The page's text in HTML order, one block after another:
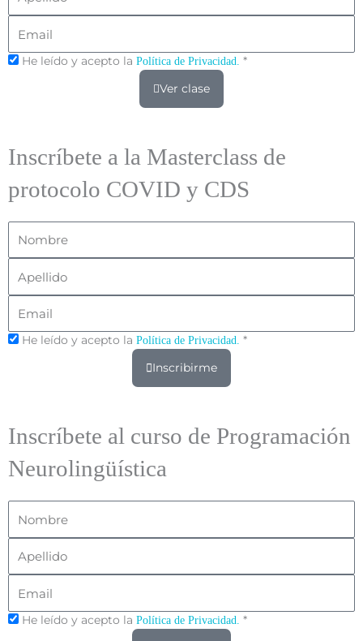
He leído y acepto la Política de Privacidad. *
Ver clase
Inscríbete a la Masterclass de
protocolo COVID y CDS
He leído y acepto la Política de Privacidad. *
Inscribirme
Inscríbete al curso de Programación
Neurolingüística
He leído y acepto la Política de Privacidad. *